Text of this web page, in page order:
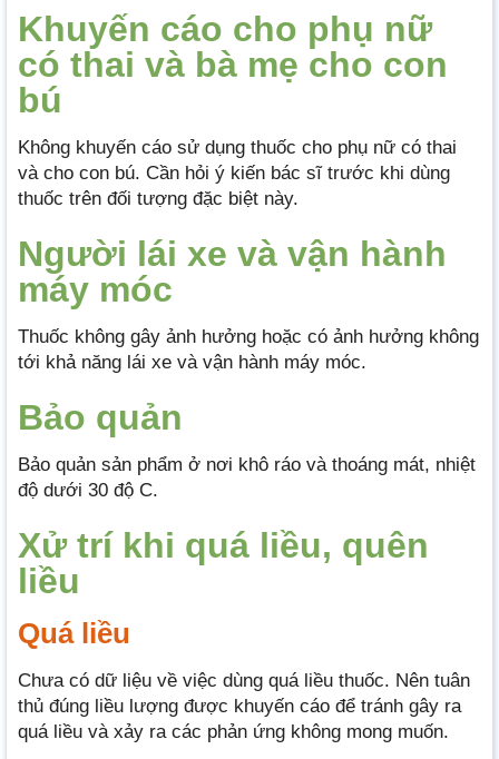
Khuyến cáo cho phụ nữ
có thai và bà mẹ cho con
bú
Không khuyến cáo sử dụng thuốc cho phụ nữ có thai
và cho con bú. Cần hỏi ý kiến bác sĩ trước khi dùng
thuốc trên đối tượng đặc biệt này.
Người lái xe và vận hành
máy móc
Thuốc không gây ảnh hưởng hoặc có ảnh hưởng không
tới khả năng lái xe và vận hành máy móc.
Bảo quản
Bảo quản sản phẩm ở nơi khô ráo và thoáng mát, nhiệt
độ dưới 30 độ C.
Xử trí khi quá liều, quên
liều
Quá liều
Chưa có dữ liệu về việc dùng quá liều thuốc. Nên tuân
thủ đúng liều lượng được khuyến cáo để tránh gây ra
quá liều và xảy ra các phản ứng không mong muốn.